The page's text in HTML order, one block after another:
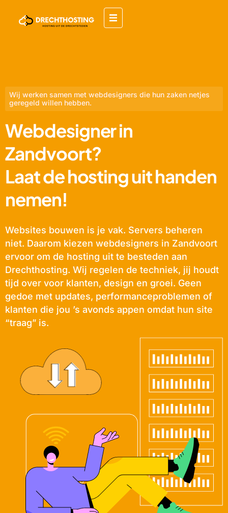
Wij werken samen met webdesigners die hun zaken netjes
geregeld willen hebben.
Webdesigner in
Zandvoort?
Laat de hosting uit handen
nemen!
Websites bouwen is je vak. Servers beheren
niet. Daarom kiezen webdesigners in Zandvoort
ervoor om de hosting uit te besteden aan
Drechthosting. Wij regelen de techniek, jij houdt
tijd over voor klanten, design en groei. Geen
gedoe met updates, performanceproblemen of
klanten die jou ’s avonds appen omdat hun site
“traag” is.